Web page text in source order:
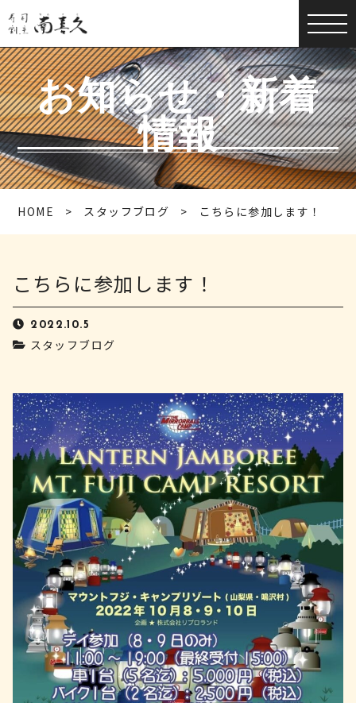
お知らせ・新着
情報
HOME スタッフブログ こちらに参加します！
こちらに参加します！
2022.10.5
スタッフブログ